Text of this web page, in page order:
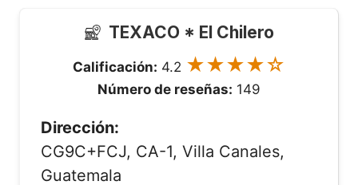
TEXACO * El Chilero
Calificación: 4.2 ★★★★☆
Número de reseñas: 149
Dirección:
CG9C+FCJ, CA-1, Villa Canales,
Guatemala